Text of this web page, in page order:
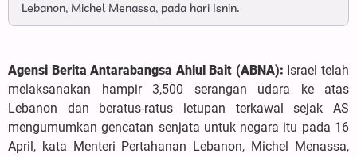
Lebanon, Michel Menassa, pada hari Isnin.
Agensi Berita Antarabangsa Ahlul Bait (ABNA): Israel telah
melaksanakan hampir 3,500 serangan udara ke atas
Lebanon dan beratus-ratus letupan terkawal sejak AS
mengumumkan gencatan senjata untuk negara itu pada 16
April, kata Menteri Pertahanan Lebanon, Michel Menassa,